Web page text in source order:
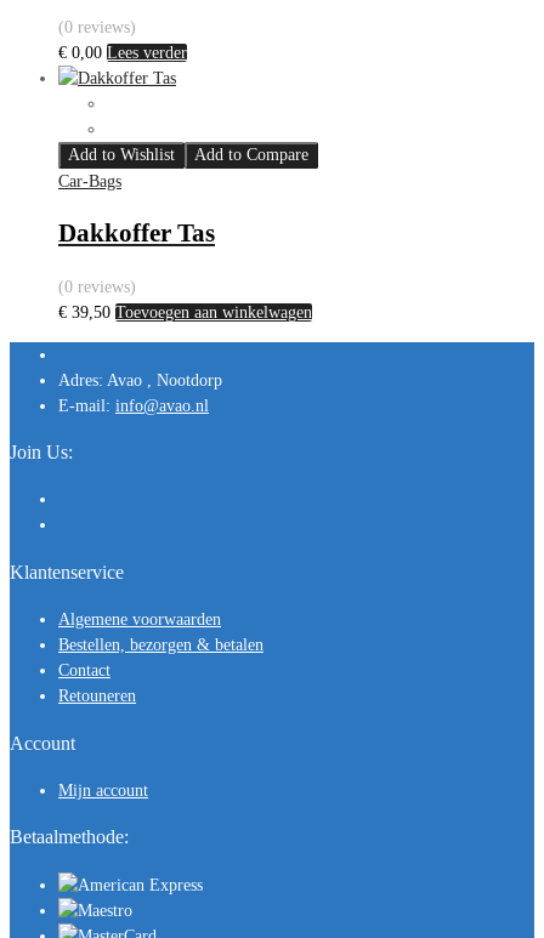
(0 reviews)
€ 0,00 Lees verder
Add to Wishlist
Add to Compare
Car-Bags
Dakkoffer Tas
(0 reviews)
€ 39,50 Toevoegen aan winkelwagen
Adres: Avao , Nootdorp
E-mail: info@avao.nl
Join Us:
Klantenservice
Algemene voorwaarden
Bestellen, bezorgen & betalen
Contact
Retouneren
Account
Mijn account
Betaalmethode: